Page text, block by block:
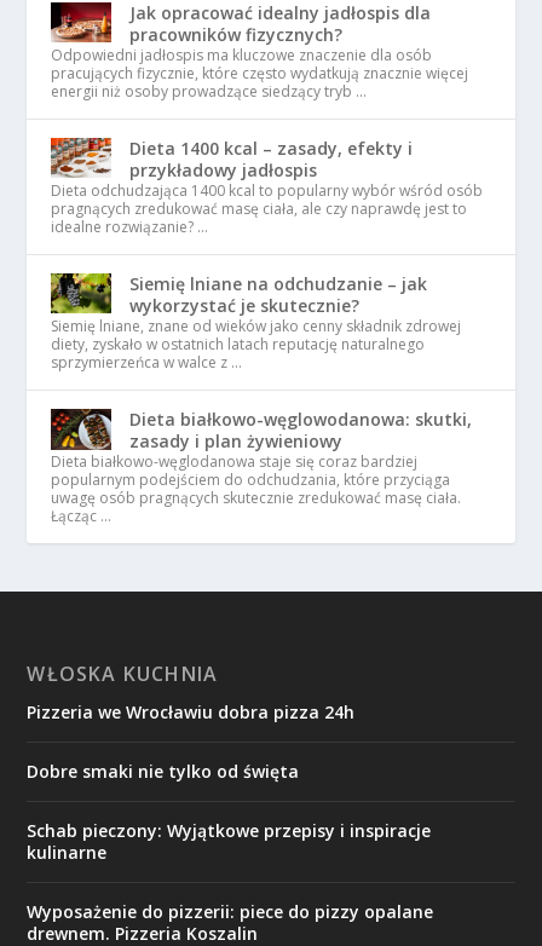
Jak opracować idealny jadłospis dla
pracowników fizycznych?
Odpowiedni jadłospis ma kluczowe znaczenie dla osób
pracujących fizycznie, które często wydatkują znacznie więcej
energii niż osoby prowadzące siedzący tryb …
Dieta 1400 kcal – zasady, efekty i
przykładowy jadłospis
Dieta odchudzająca 1400 kcal to popularny wybór wśród osób
pragnących zredukować masę ciała, ale czy naprawdę jest to
idealne rozwiązanie? …
Siemię lniane na odchudzanie – jak
wykorzystać je skutecznie?
Siemię lniane, znane od wieków jako cenny składnik zdrowej
diety, zyskało w ostatnich latach reputację naturalnego
sprzymierzeńca w walce z …
Dieta białkowo-węglowodanowa: skutki,
zasady i plan żywieniowy
Dieta białkowo-węglodanowa staje się coraz bardziej
popularnym podejściem do odchudzania, które przyciąga
uwagę osób pragnących skutecznie zredukować masę ciała.
Łącząc …
WŁOSKA KUCHNIA
Pizzeria we Wrocławiu dobra pizza 24h
Dobre smaki nie tylko od święta
Schab pieczony: Wyjątkowe przepisy i inspiracje
kulinarne
Wyposażenie do pizzerii: piece do pizzy opalane
drewnem. Pizzeria Koszalin